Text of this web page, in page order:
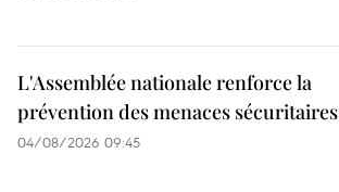
L'Assemblée nationale renforce la
prévention des menaces sécuritaires
04/08/2026 09:45